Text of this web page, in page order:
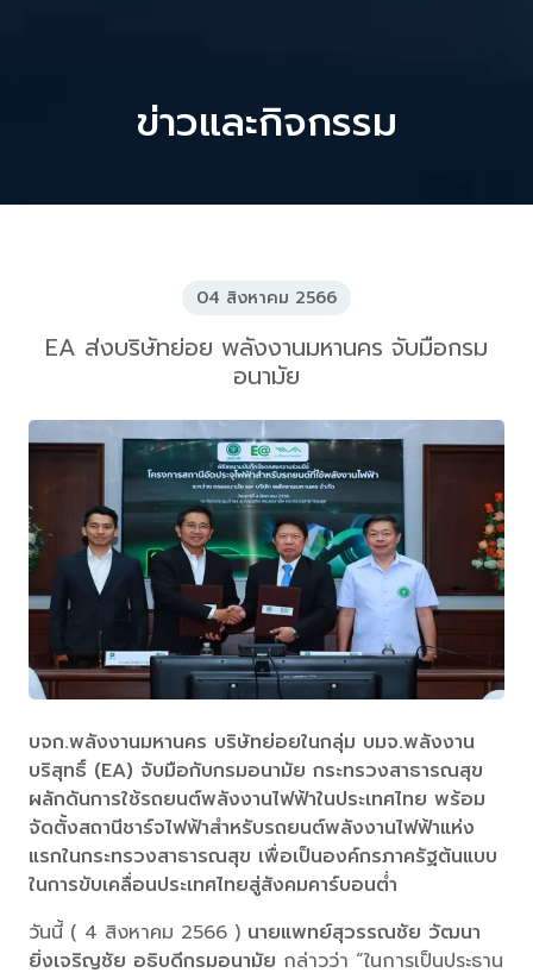
ข่าวและกิจกรรม
04 สิงหาคม 2566
EA ส่งบริษัทย่อย พลังงานมหานคร จับมือกรม
อนามัย
บจก.พลังงานมหานคร บริษัทย่อยในกลุ่ม บมจ.พลังงาน
บริสุทธิ์ (EA) จับมือกับกรมอนามัย กระทรวงสาธารณสุข
ผลักดันการใช้รถยนต์พลังงานไฟฟ้าในประเทศไทย พร้อม
จัดตั้งสถานีชาร์จไฟฟ้าสำหรับรถยนต์พลังงานไฟฟ้าแห่ง
แรกในกระทรวงสาธารณสุข เพื่อเป็นองค์กรภาครัฐต้นแบบ
ในการขับเคลื่อนประเทศไทยสู่สังคมคาร์บอนต่ำ
วันนี้ ( 4 สิงหาคม 2566 ) นายแพทย์สุวรรณชัย วัฒนา
ยิ่งเจริญชัย อธิบดีกรมอนามัย กล่าวว่า “ในการเป็นประธาน